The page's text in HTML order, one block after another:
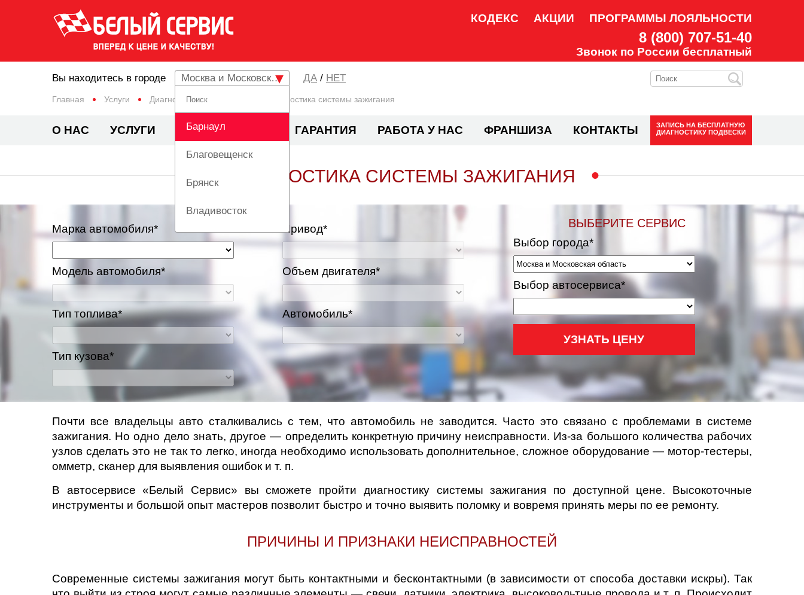
КОДЕКС АКЦИИ ПРОГРАММЫ ЛОЯЛЬНОСТИ
8 (800) 707-51-40
Звонок по России бесплатный
Главная Услуги Диагностика автомобиля Диагностика системы зажигания
Вы находитесь в городе Москва и Московская область
Барнаул
Благовещенск
Брянск
Владивосток
Вологда
Красноярск
Москва и Московская область
Муравленко
Мурманск
Нижний Новгород
Новосибирск
/ НЕТ
О НАС УСЛУГИ ЦЕНЫ ГАРАНТИЯ РАБОТА У НАС ФРАНШИЗА КОНТАКТЫ ЗАПИСЬ НА БЕСПЛАТНУЮ
ДИАГНОСТИКУ ПОДВЕСКИ
ДИАГНОСТИКА СИСТЕМЫ ЗАЖИГАНИЯ
Марка автомобиля*
Модель автомобиля*
Тип топлива*
Тип кузова*
Привод*
Объем двигателя*
Автомобиль*
ВЫБЕРИТЕ СЕРВИС
Выбор города*
Выбор автосервиса*
УЗНАТЬ ЦЕНУ
Почти все владельцы авто сталкивались с тем, что автомобиль не заводится. Часто это связано с проблемами в системе
зажигания. Но одно дело знать, другое — определить конкретную причину неисправности. Из-за большого количества рабочих
узлов сделать это не так то легко, иногда необходимо использовать дополнительное, сложное оборудование — мотор-тестеры,
омметр, сканер для выявления ошибок и т. п.
В автосервисе «Белый Сервис» вы сможете пройти диагностику системы зажигания по доступной цене. Высокоточные
инструменты и большой опыт мастеров позволит быстро и точно выявить поломку и вовремя принять меры по ее ремонту.
ПРИЧИНЫ И ПРИЗНАКИ НЕИСПРАВНОСТЕЙ
Современные системы зажигания могут быть контактными и бесконтактными (в зависимости от способа доставки искры). Так